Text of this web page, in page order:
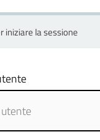
iniziare la sessione